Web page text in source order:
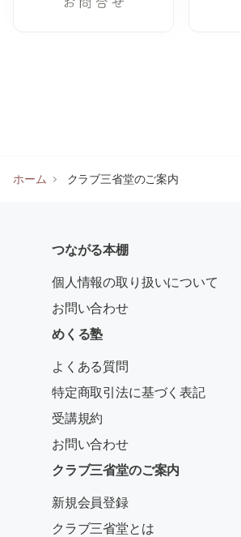
ホーム クラブ三省堂のご案内
つながる本棚
個人情報の取り扱いについて
お問い合わせ
めくる塾
よくある質問
特定商取引法に基づく表記
受講規約
お問い合わせ
クラブ三省堂のご案内
新規会員登録
クラブ三省堂とは